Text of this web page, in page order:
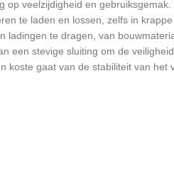
veelzijdigheid en
te laden en lossen, zelfs in krappe
te dragen, van
een stevige sluiting om de
gaat van de stabiliteit van